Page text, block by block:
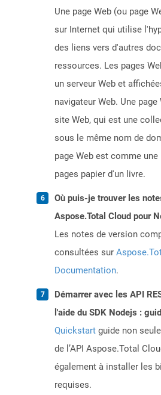
Une page Web (ou page
sur Internet qui utilise
des liens vers d'autres
ressources. Les pages
un serveur Web et
navigateur Web. Une
site Web, qui est une
sous le même nom de
page Web est comme
pages papier d'un livre.
Où puis-je trouver les
Aspose.Total Cloud pour
Les notes de version
consultées sur
Documentation.
Démarrer avec les API
l'aide du SDK Nodejs :
Quickstart guide non
de l’API Aspose.Total
également à installer les
requises.